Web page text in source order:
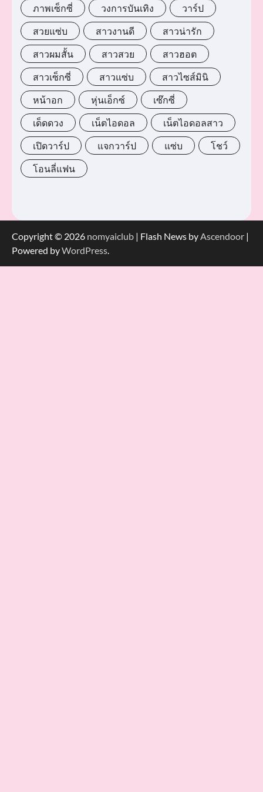
ภาพเซ็กซี่ วงการบันเทิง วาร์ป
สวยแซ่บ สาวงานดี สาวน่ารัก
สาวผมสั้น สาวสวย สาวฮอต
สาวเซ็กซี่ สาวแซ่บ สาวไซส์มินิ
หน้าอก หุ่นเอ็กซ์ เซ๊กซี่
เด็ดดวง เน็ตไอดอล เน็ตไอดอลสาว
เปิดวาร์ป แจกวาร์ป แซ่บ โชว์
โอนลี่แฟน
Copyright © 2026 nomyaiclub | Flash News byAscendoor |
Powered byWordPress.